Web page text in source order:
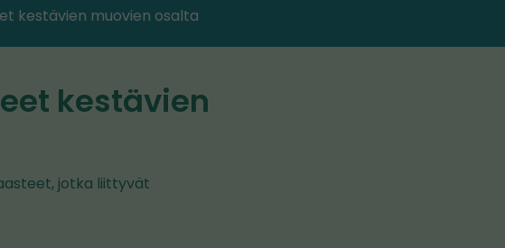
kestävien muovien osalta
kestävien
jotka liittyvät